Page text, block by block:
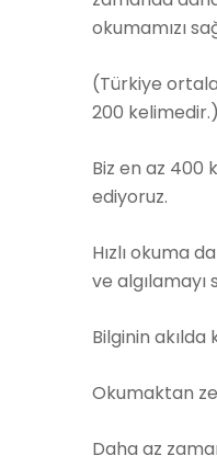
okumamızı
(Türkiye
200 kelimedir.)
Biz en az 400
ediyoruz.
Hızlı okuma
ve algılamayı
Bilginin akılda
Okumaktan
Daha az